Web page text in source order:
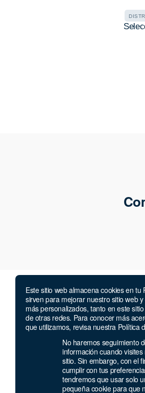
Este sitio web almacena cookies en tu
sirven para mejorar nuestro sitio web
más personalizados, tanto en este
de otras redes. Para conocer más
que utilizamos, revisa nuestra Política
No haremos seguimiento
información cuando visites
sitio. Sin embargo, con el
cumplir con tus
tendremos que usar solo
pequeña cookie para que